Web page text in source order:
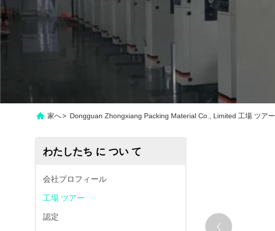
家へ> Dongguan Zhongxiang Packing Material Co., Limited 工場 ツアー
わたしたち に つい て
会社プロフィール
工場 ツアー
認定